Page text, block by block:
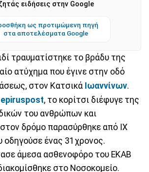
ειδήσεις στην Google
ως προτιμώμενη πηγή
στα αποτελέσματα Google
τραυματίστηκε το βράδυ της
ατύχημα που έγινε στην οδό
στον Κατσικά Ιωαννίνων.
epiruspost, το κορίτσι διέφυγε της
του ανθρώπων και
δρόμο παρασύρθηκε από ΙΧ
οδηγούσε ένας 31χρονος.
άμεσα ασθενοφόρο του ΕΚΑΒ
στο Νοσοκομείο.